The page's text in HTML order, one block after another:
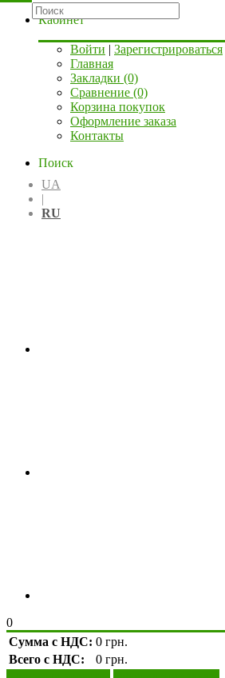
Кабинет
Войти | Зарегистрироваться
Главная
Закладки (0)
Сравнение (0)
Корзина покупок
Оформление заказа
Контакты
Поиск
UA
|
RU
0
Сумма с НДС: 0 грн.
Всего с НДС:
0 грн.